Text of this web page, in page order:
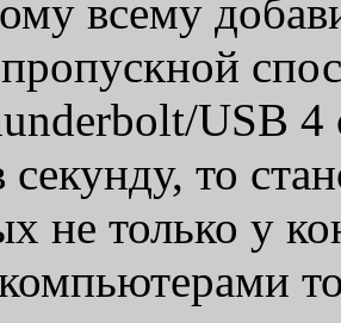
всему
USB 4
то
не только у